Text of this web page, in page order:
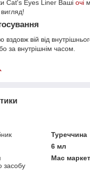
Cat's Eyes Liner Ваші очі
вздовж вій від
за внутрішнім часом.
Туреччина
6 мл
засобу
Мас маркет